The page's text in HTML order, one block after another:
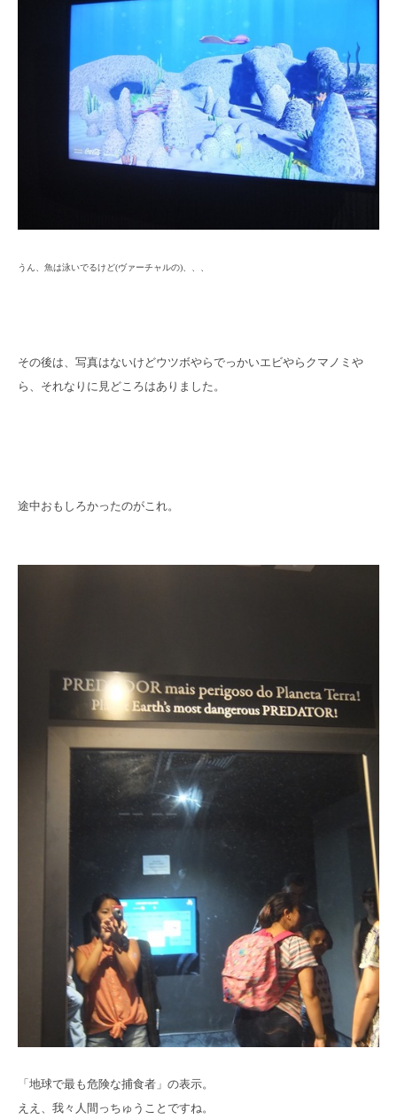
うん、魚は泳いでるけど(ヴァーチャルの)、、、
その後は、写真はないけどウツボやらでっかいエビやらクマノミや
ら、それなりに見どころはありました。
途中おもしろかったのがこれ。
「地球で最も危険な捕食者」の表示。
ええ、我々人間っちゅうことですね。